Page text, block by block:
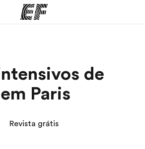
de
Paris
Revista grátis